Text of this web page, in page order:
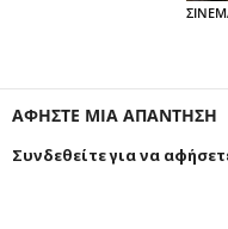
ΑΦΗΣΤΕ ΜΙΑ ΑΠΑΝΤΗΣΗ
Συνδεθείτε για να